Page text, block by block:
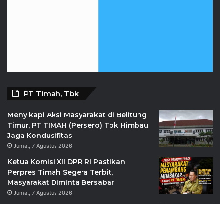
PT Timah, Tbk
Menyikapi Aksi Masyarakat di Belitung
Timur, PT TIMAH (Persero) Tbk Himbau
Jaga Kondusifitas
Jumat, 7 Agustus 2026
Ketua Komisi XII DPR RI Pastikan
Perpres Timah Segera Terbit,
Masyarakat Diminta Bersabar
Jumat, 7 Agustus 2026